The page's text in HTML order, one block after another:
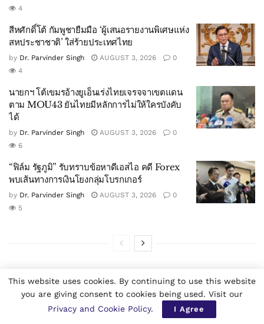
4
สีหศักดิ์โต้ กัมพูชายืมมือ ‘ผู้เสนอรายงานพิเศษแห่ง
สหประชาชาติ’ ใส่ร้ายประเทศไทย
by Dr. Parvinder Singh AUGUST 3, 2026
0
4
นายกฯ โต้เขมรอ้างยูเอ็นเร่งไทยเจรจจาเขตแดน
ตาม MOU43 ยันไทยมีหลักการไม่ให้ใครบังคับ
ได้
by Dr. Parvinder Singh AUGUST 3, 2026
0
6
“ฟิล์ม รัฐภูมิ” รับทราบข้อหาดีเอสไอ คดี Forex
พบเส้นทางการเงินโยงกลุ่มโบรกเกอร์
by Dr. Parvinder Singh AUGUST 3, 2026
0
5
This website uses cookies. By continuing to use this website
you are giving consent to cookies being used. Visit our
Privacy and Cookie Policy. I Agree